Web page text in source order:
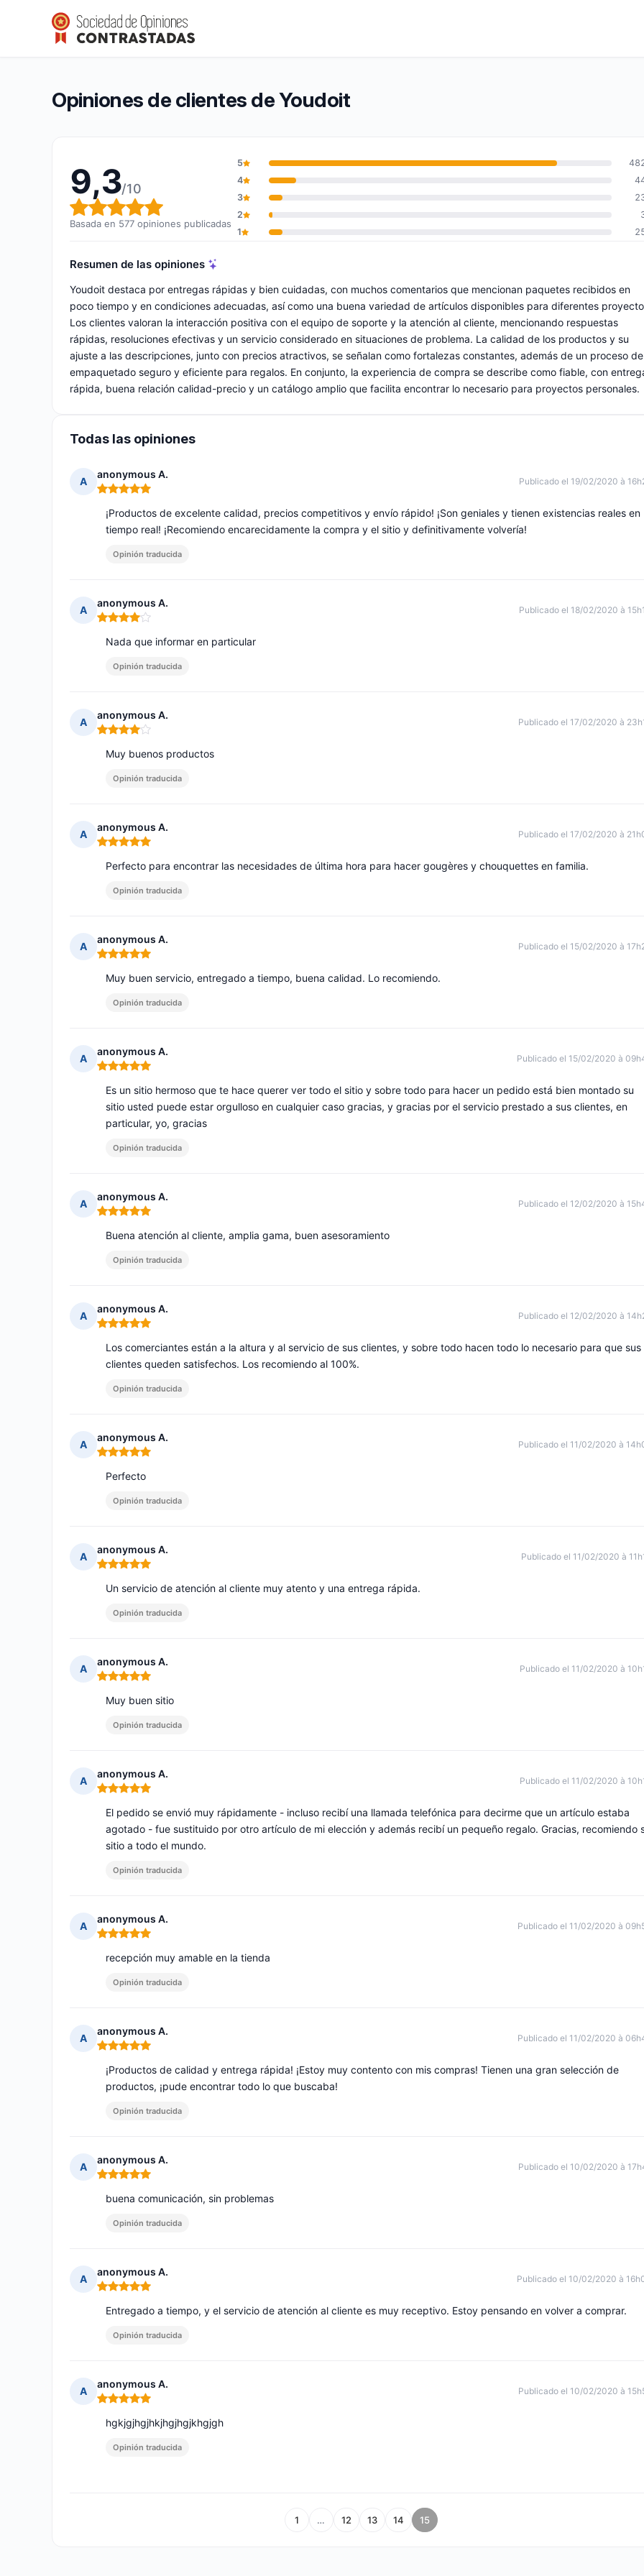
Youdoit
Calificación global: 9,3 de 10
9,3/10(577 opiniones)
Opiniones de clientes de Youdoit
9,3/10
Calificación global: 9,3 de 10
Basada en 577 opiniones publicadas
5
4
3
2
1
Resumen de las opiniones
Youdoit destaca por entregas rápidas y bien cuidadas, con muchos comentarios que mencionan paquetes recibidos en
poco tiempo y en condiciones adecuadas, así como una buena variedad de artículos disponibles para diferentes
Los clientes valoran la interacción positiva con el equipo de soporte y la atención al cliente, mencionando respuestas
rápidas, resoluciones efectivas y un servicio considerado en situaciones de problema. La calidad de los productos y su
ajuste a las descripciones, junto con precios atractivos, se señalan como fortalezas constantes, además de un proceso de
empaquetado seguro y eficiente para regalos. En conjunto, la experiencia de compra se describe como fiable, con
rápida, buena relación calidad-precio y un catálogo amplio que facilita encontrar lo necesario para proyectos personales.
Todas las opiniones
A
anonymous A.
Nota: 5 de 5
Publicado el 19/02/2020 à
¡Productos de excelente calidad, precios competitivos y envío rápido! ¡Son geniales y tienen existencias reales en
tiempo real! ¡Recomiendo encarecidamente la compra y el sitio y definitivamente volvería!
Opinión traducida
A
anonymous A.
Nota: 4 de 5
Publicado el 18/02/2020 à
Nada que informar en particular
Opinión traducida
A
anonymous A.
Nota: 4 de 5
Publicado el 17/02/2020 à
Muy buenos productos
Opinión traducida
A
anonymous A.
Nota: 5 de 5
Publicado el 17/02/2020 à
Perfecto para encontrar las necesidades de última hora para hacer gougères y chouquettes en familia.
Opinión traducida
A
anonymous A.
Nota: 5 de 5
Publicado el 15/02/2020 à
Muy buen servicio, entregado a tiempo, buena calidad. Lo recomiendo.
Opinión traducida
A
anonymous A.
Nota: 5 de 5
Publicado el 15/02/2020 à
Es un sitio hermoso que te hace querer ver todo el sitio y sobre todo para hacer un pedido está bien montado su
sitio usted puede estar orgulloso en cualquier caso gracias, y gracias por el servicio prestado a sus clientes, en
particular, yo, gracias
Opinión traducida
A
anonymous A.
Nota: 5 de 5
Publicado el 12/02/2020 à
Buena atención al cliente, amplia gama, buen asesoramiento
Opinión traducida
A
anonymous A.
Nota: 5 de 5
Publicado el 12/02/2020 à
Los comerciantes están a la altura y al servicio de sus clientes, y sobre todo hacen todo lo necesario para que sus
clientes queden satisfechos. Los recomiendo al 100%.
Opinión traducida
A
anonymous A.
Nota: 5 de 5
Publicado el 11/02/2020 à
Perfecto
Opinión traducida
A
anonymous A.
Nota: 5 de 5
Publicado el 11/02/2020 à
Un servicio de atención al cliente muy atento y una entrega rápida.
Opinión traducida
A
anonymous A.
Nota: 5 de 5
Publicado el 11/02/2020 à
Muy buen sitio
Opinión traducida
A
anonymous A.
Nota: 5 de 5
Publicado el 11/02/2020 à
El pedido se envió muy rápidamente - incluso recibí una llamada telefónica para decirme que un artículo estaba
agotado - fue sustituido por otro artículo de mi elección y además recibí un pequeño regalo. Gracias, recomiendo
sitio a todo el mundo.
Opinión traducida
A
anonymous A.
Nota: 5 de 5
Publicado el 11/02/2020 à
recepción muy amable en la tienda
Opinión traducida
A
anonymous A.
Nota: 5 de 5
Publicado el 11/02/2020 à
¡Productos de calidad y entrega rápida! ¡Estoy muy contento con mis compras! Tienen una gran selección de
productos, ¡pude encontrar todo lo que buscaba!
Opinión traducida
A
anonymous A.
Nota: 5 de 5
Publicado el 10/02/2020 à
buena comunicación, sin problemas
Opinión traducida
A
anonymous A.
Nota: 5 de 5
Publicado el 10/02/2020 à
Entregado a tiempo, y el servicio de atención al cliente es muy receptivo. Estoy pensando en volver a comprar.
Opinión traducida
A
anonymous A.
Nota: 5 de 5
Publicado el 10/02/2020 à
hgkjgjhgjhkjhgjhgjkhgjgh
Opinión traducida
1 … 12 13 14 15